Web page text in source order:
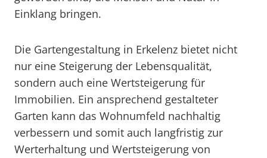
Einklang bringen.
Die Gartengestaltung in Erkelenz bietet nicht
nur eine Steigerung der Lebensqualität,
sondern auch eine Wertsteigerung für
Immobilien. Ein ansprechend gestalteter
Garten kann das Wohnumfeld nachhaltig
verbessern und somit auch langfristig zur
Werterhaltung und Wertsteigerung von